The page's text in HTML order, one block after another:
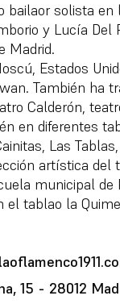
bailaor solista
y Lucía Del
Madrid.
Estados
También ha
Calderón,
en diferentes
Las
artística
municipal
el tablao la
15 - 28012